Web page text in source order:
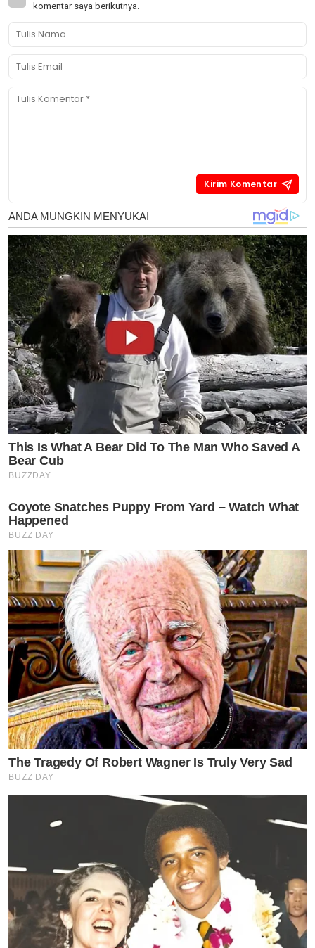
komentar saya berikutnya.